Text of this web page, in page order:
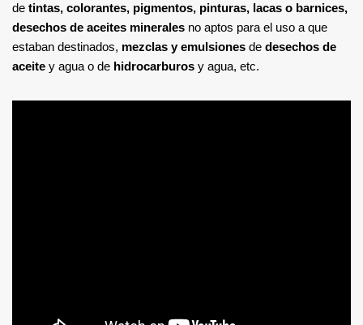
de tintas, colorantes, pigmentos, pinturas, lacas o barnices,
desechos de aceites minerales no aptos para el uso a que
estaban destinados, mezclas y emulsiones de desechos de
aceite y agua o de hidrocarburos y agua, etc.